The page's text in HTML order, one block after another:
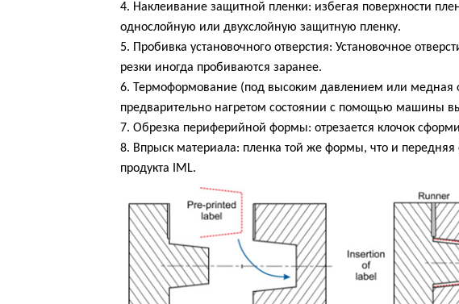
4. Наклеивание защитной пленки: избегая поверхности
однослойную или двухслойную защитную пленку.
5. Пробивка установочного отверстия: Установочное
резки иногда пробиваются заранее.
6. Термоформование (под высоким давлением или медная
предварительно нагретом состоянии с помощью машины
7. Обрезка периферийной формы: отрезается клочок
8. Впрыск материала: пленка той же формы, что и
продукта IML.